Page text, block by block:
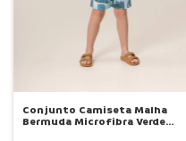
Conjunto Camiseta Malha
Bermuda Microfibra Verde